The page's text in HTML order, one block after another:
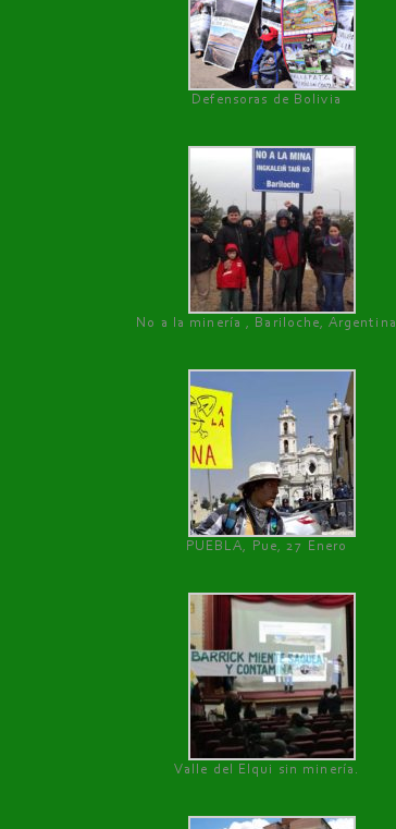
Defensoras de Bolivia
No a la minería , Bariloche, Argentina
PUEBLA, Pue, 27 Enero
Valle del Elqui sin minería.